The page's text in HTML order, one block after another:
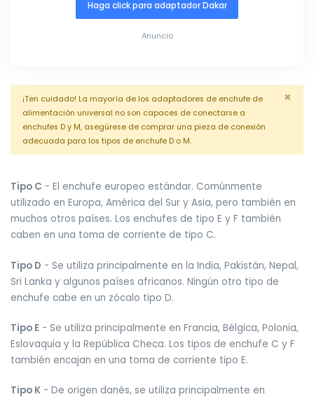
Haga click para adaptador Dakar
Anuncio
×
¡Ten cuidado! La mayoría de los adaptadores de enchufe de
alimentación universal no son capaces de conectarse a
enchufes D y M, asegúrese de comprar una pieza de conexión
adecuada para los tipos de enchufe D o M.
Tipo C - El enchufe europeo estándar. Comúnmente
utilizado en Europa, América del Sur y Asia, pero también en
muchos otros países. Los enchufes de tipo E y F también
caben en una toma de corriente de tipo C.
Tipo D - Se utiliza principalmente en la India, Pakistán, Nepal,
Sri Lanka y algunos países africanos. Ningún otro tipo de
enchufe cabe en un zócalo tipo D.
Tipo E - Se utiliza principalmente en Francia, Bélgica, Polonia,
Eslovaquia y la República Checa. Los tipos de enchufe C y F
también encajan en una toma de corriente tipo E.
Tipo K - De origen danés, se utiliza principalmente en